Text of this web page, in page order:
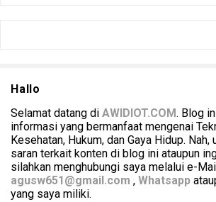
Hallo
Selamat datang di AWIDIOT.COM. Blog
informasi yang bermanfaat mengenai
Kesehatan, Hukum, dan Gaya Hidup.
saran terkait konten di blog ini ataupun
silahkan menghubungi saya melalui e-Mail
agusw651@gmail.com , Whatsapp
yang saya miliki.